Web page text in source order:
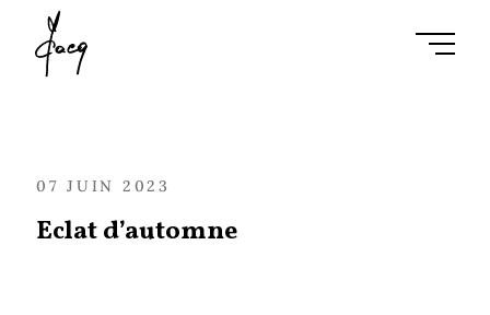
07 JUIN 2023
Eclat d’automne